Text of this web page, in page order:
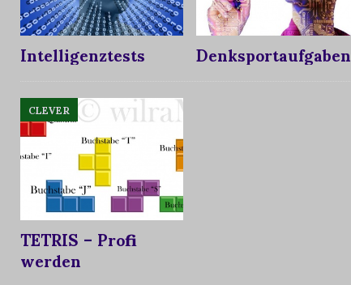
Intelligenztests Denksportaufgaben
CLEVER
TETRIS – Profi
werden